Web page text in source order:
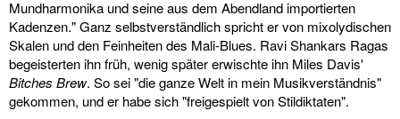
Mundharmonika und seine aus dem Abendland importierten
Kadenzen." Ganz selbstverständlich spricht er von mixolydischen
Skalen und den Feinheiten des Mali-Blues. Ravi Shankars Ragas
begeisterten ihn früh, wenig später erwischte ihn Miles Davis'
Bitches Brew. So sei "die ganze Welt in mein Musikverständnis"
gekommen, und er habe sich "freigespielt von Stildiktaten".